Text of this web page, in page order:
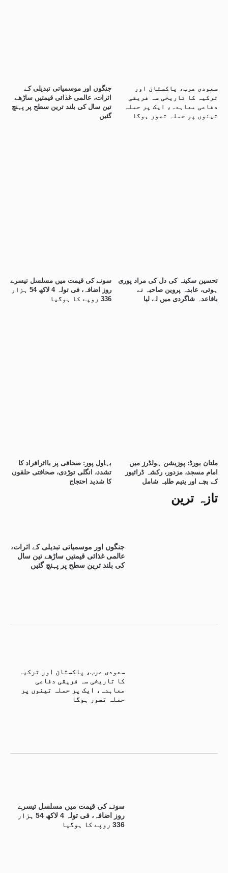
تازہ ترین
جنگوں اور موسمیاتی تبدیلی کے اثرات،
عالمی غذائی قیمتیں ساڑھے تین سال
کی بلند ترین سطح پر پہنچ گئیں
سعودی عرب، پاکستان اور ترکیہ
کا تاریخی سہ فریقی دفاعی
معاہدہ، ایک پر حملہ تینوں پر
حملہ تصور ہوگا
سونے کی قیمت میں مسلسل تیسرے
روز اضافہ، فی تولہ 4 لاکھ 54 ہزار
336 روپے کا ہوگیا
جنگوں اور موسمیاتی تبدیلی کے
اثرات، عالمی غذائی قیمتیں ساڑھے
تین سال کی بلند ترین سطح پر پہنچ
گئیں
سعودی عرب، پاکستان اور
ترکیہ کا تاریخی سہ فریقی
دفاعی معاہدہ، ایک پر حملہ
تینوں پر حملہ تصور ہوگا
سونے کی قیمت میں مسلسل تیسرے
روز اضافہ، فی تولہ 4 لاکھ 54 ہزار
336 روپے کا ہوگیا
تحسین سکینہ کی دل کی مراد پوری
ہوئی، عابدہ پروین صاحبہ نے
باقاعدہ شاگردی میں لے لیا
بہاول پور: صحافی پر بااثرافراد کا
تشدد، انگلی توڑدی، صحافتی حلقوں
کا شدید احتجاج
ملتان بورڈ: پوزیشن ہولڈرز میں
امام مسجد، مزدور، رکشہ ڈرائیور
کے بچے اور یتیم طلبہ شامل